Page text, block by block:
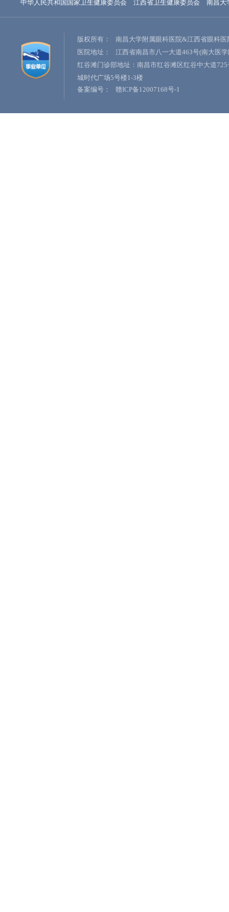
中华人民共和国国家卫生健康委员会 江西省卫生健康委员会 南昌大
版权所有：
南昌大学附属眼科医院&江西省眼科医
医院地址：
江西省南昌市八一大道463号(南大医
红谷滩门诊部地址：南昌市红谷滩区红谷中大道725
城时代广场5号楼1-3楼
备案编号：
赣ICP备12007168号-1